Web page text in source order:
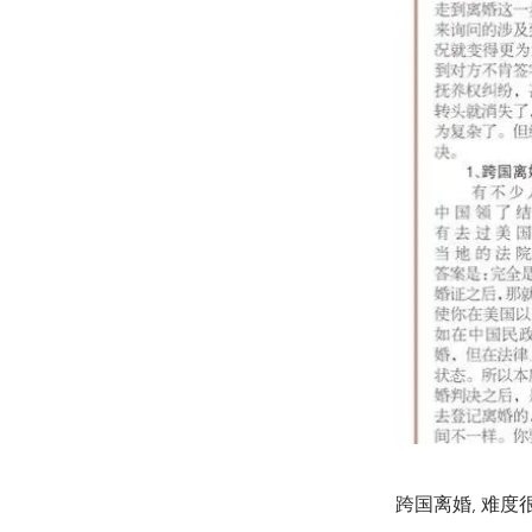
跨国离婚, 难度